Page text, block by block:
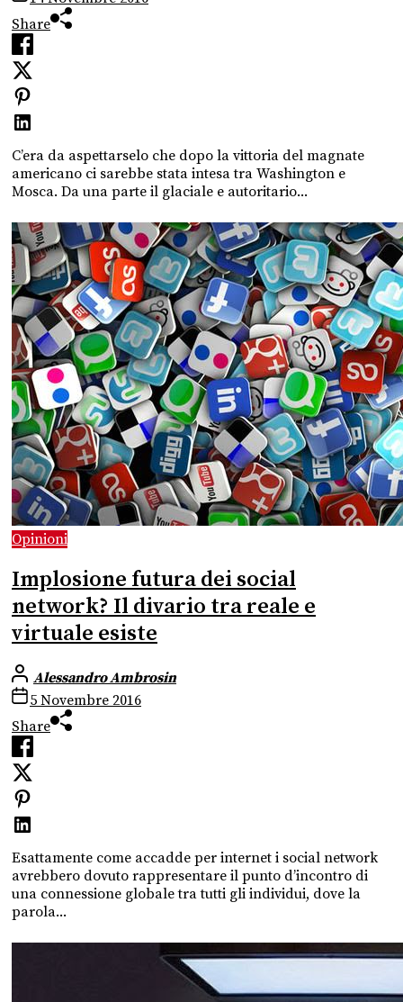
Share
C’era da aspettarselo che dopo la vittoria del magnate
americano ci sarebbe stata intesa tra Washington e
Mosca. Da una parte il glaciale e autoritario...
Opinioni
Implosione futura dei social
network? Il divario tra reale e
virtuale esiste
Alessandro Ambrosin
5 Novembre 2016
Share
Esattamente come accadde per internet i social network
avrebbero dovuto rappresentare il punto d’incontro di
una connessione globale tra tutti gli individui, dove la
parola...